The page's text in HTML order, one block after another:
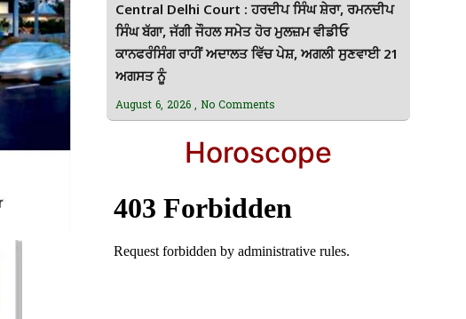
Central Delhi Court : ਹਰਦੀਪ ਸਿੰਘ ਸ਼ੇਰਾ, ਰਮਨਦੀਪ
ਸਿੰਘ ਬੱਗਾ, ਜੱਗੀ ਜੌਹਲ ਸਮੇਤ ਹੋਰ ਮੁਲਜ਼ਮ ਵੀਡੀਓ
ਕਾਨਫਰੰਸਿੰਗ ਰਾਹੀਂ ਅਦਾਲਤ ਵਿੱਚ ਪੇਸ਼, ਅਗਲੀ ਸੁਣਵਾਈ 21
ਅਗਸਤ ਨੂੰ
August 6, 2026 No Comments
Horoscope